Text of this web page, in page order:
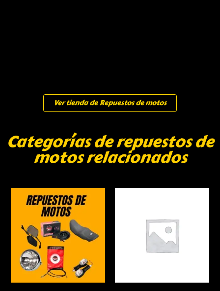
Ver tienda de Repuestos de motos
Categorías de repuestos de
motos relacionados